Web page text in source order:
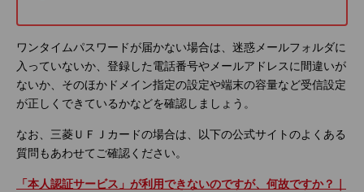
ワンタイムパスワードが届かない場合は、迷惑メールフォルダに
入っていないか、登録した電話番号やメールアドレスに間違いが
ないか、そのほかドメイン指定の設定や端末の容量など受信設定
が正しくできているかなどを確認しましょう。
なお、三菱ＵＦＪカードの場合は、以下の公式サイトのよくある
質問もあわせてご確認ください。
「本人認証サービス」が利用できないのですが、何故ですか？｜